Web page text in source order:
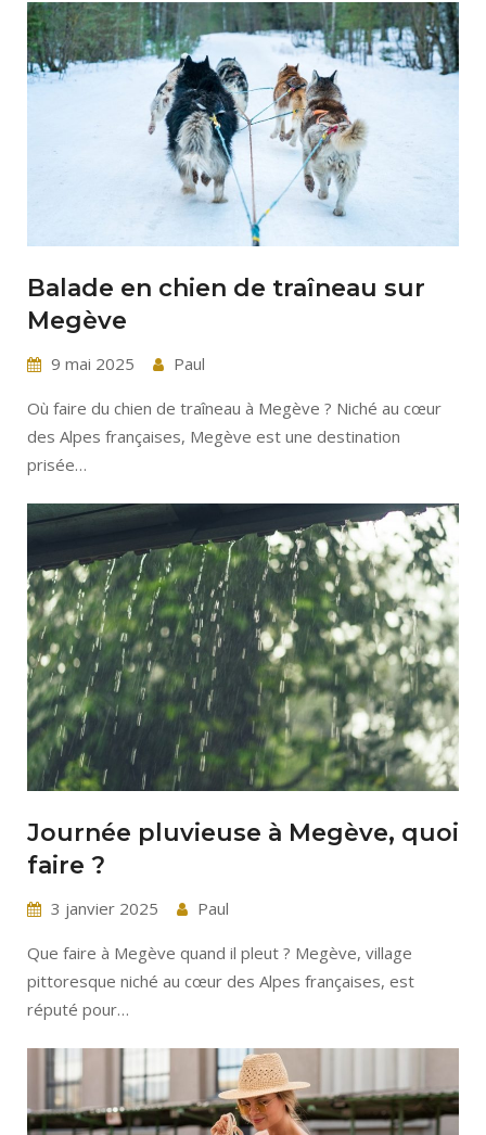
Balade en chien de traîneau sur
Megève
9 mai 2025 Paul
Où faire du chien de traîneau à Megève ? Niché au cœur
des Alpes françaises, Megève est une destination
prisée…
Journée pluvieuse à Megève, quoi
faire ?
3 janvier 2025 Paul
Que faire à Megève quand il pleut ? Megève, village
pittoresque niché au cœur des Alpes françaises, est
réputé pour…